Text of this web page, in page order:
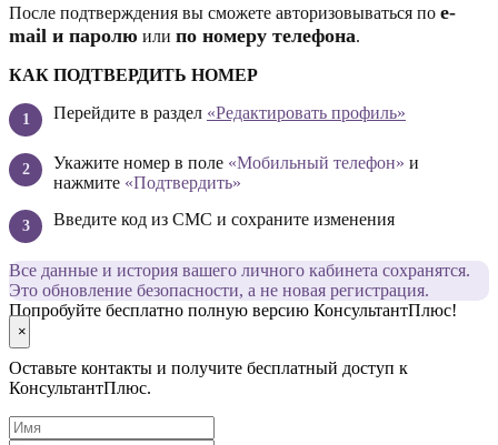
После подтверждения вы сможете авторизовываться по е-
mail и паролю или по номеру телефона.
КАК ПОДТВЕРДИТЬ НОМЕР
Перейдите в раздел «Редактировать профиль»
Укажите номер в поле «Мобильный телефон» и
нажмите «Подтвердить»
Введите код из СМС и сохраните изменения
Все данные и история вашего личного кабинета сохранятся.
Это обновление безопасности, а не новая регистрация.
Попробуйте бесплатно полную версию КонсультантПлюс!
×
Оставьте контакты и получите бесплатный доступ к
КонсультантПлюс.